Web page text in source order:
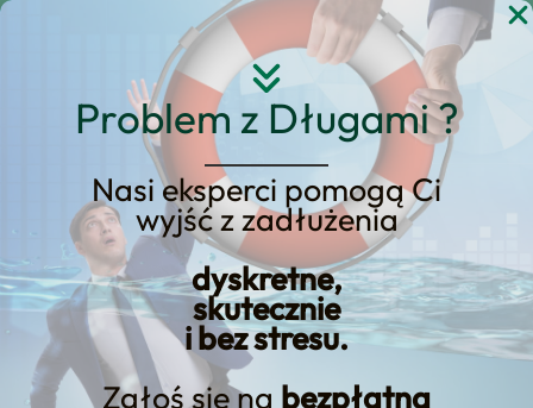
Problem z Długami ?
Nasi eksperci pomogą Ci
wyjść z zadłużenia
dyskretne,
skutecznie
i bez stresu.
Zgłoś się na bezpłatną
Przejdź
Jak Uzyskać Kredyt na
Firmę – Proste Kroki do
Finansowego Sukcesu